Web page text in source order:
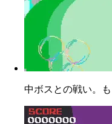
中ボスとの戦い。